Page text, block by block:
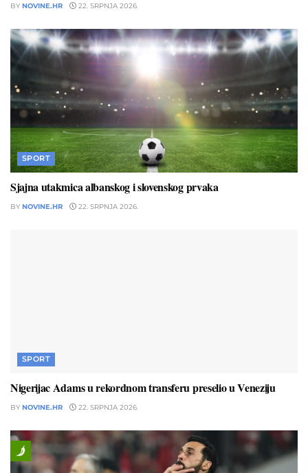
BY NOVINE.HR 22. SRPNJA 2026.
SPORT
Sjajna utakmica albanskog i slovenskog prvaka
BY NOVINE.HR 22. SRPNJA 2026.
SPORT
Nigerijac Adams u rekordnom transferu preselio u Veneziju
BY NOVINE.HR 22. SRPNJA 2026.